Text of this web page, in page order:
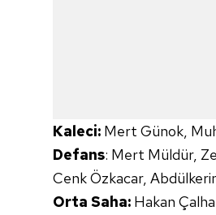
Kaleci: Mert Günok,
Defans: Mert Müldür,
Cenk Özkacar,
Orta Saha: Hakan